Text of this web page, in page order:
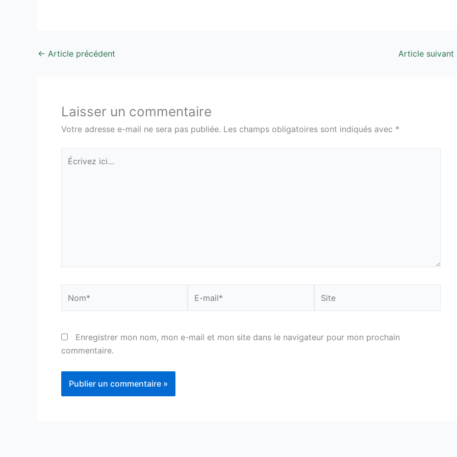
← Article précédent Article suivant
Laisser un commentaire
Votre adresse e-mail ne sera pas publiée. Les champs obligatoires sont indiqués avec *
Écrivez
ici…
mail*
Enregistrer mon nom, mon e-mail et mon site dans le navigateur pour mon prochain
commentaire.